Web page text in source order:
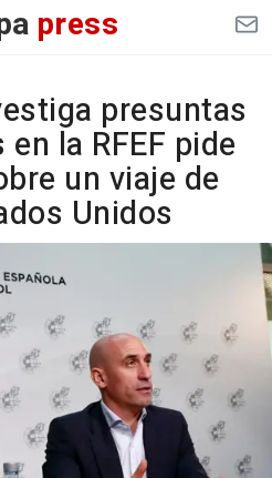
press
presuntas
la RFEF pide
un viaje de
Unidos